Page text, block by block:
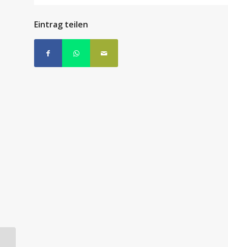
Eintrag teilen